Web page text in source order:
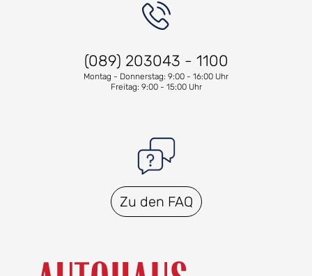
(089) 203043 - 1100
Montag - Donnerstag: 9:00 - 16:00 Uhr
Freitag: 9:00 - 15:00 Uhr
Zu den FAQ